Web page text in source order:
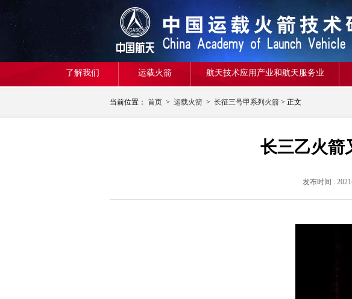
了解我们 运载火箭 航天技术应用产业和航天服务业
当前位置： 首页 > 运载火箭 > 长征三号甲系列火箭 > 正文
长三乙火箭
发布时间 :